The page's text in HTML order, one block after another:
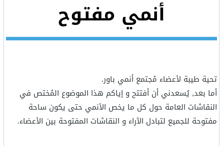
أنمي مفتوح
تحية طيبة لأعضاء مُجتمع أنمي باور.
أما بعد, يُسعدني أن أفتتح و إياكم هذا الموضوع المُختص في
النقاشات العامة حول كل ما يخص الأنمي حتى يكون ساحة
مفتوحة للجميع لتبادل الآراء و النقاشات المفتوحة بين الأعضاء.